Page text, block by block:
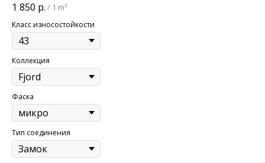
1 850 р. / 1 m²
Класс износостойкости
Коллекция
Фаска
Тип соединения